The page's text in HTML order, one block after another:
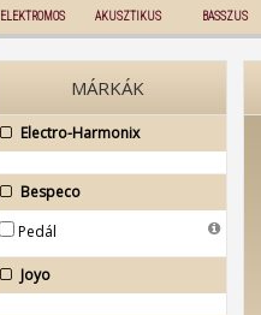
ELEKTROMOS AKUSZTIKUS BASSZUS
MÁRKÁK
Electro-Harmonix
Bespeco
Pedál
Joyo